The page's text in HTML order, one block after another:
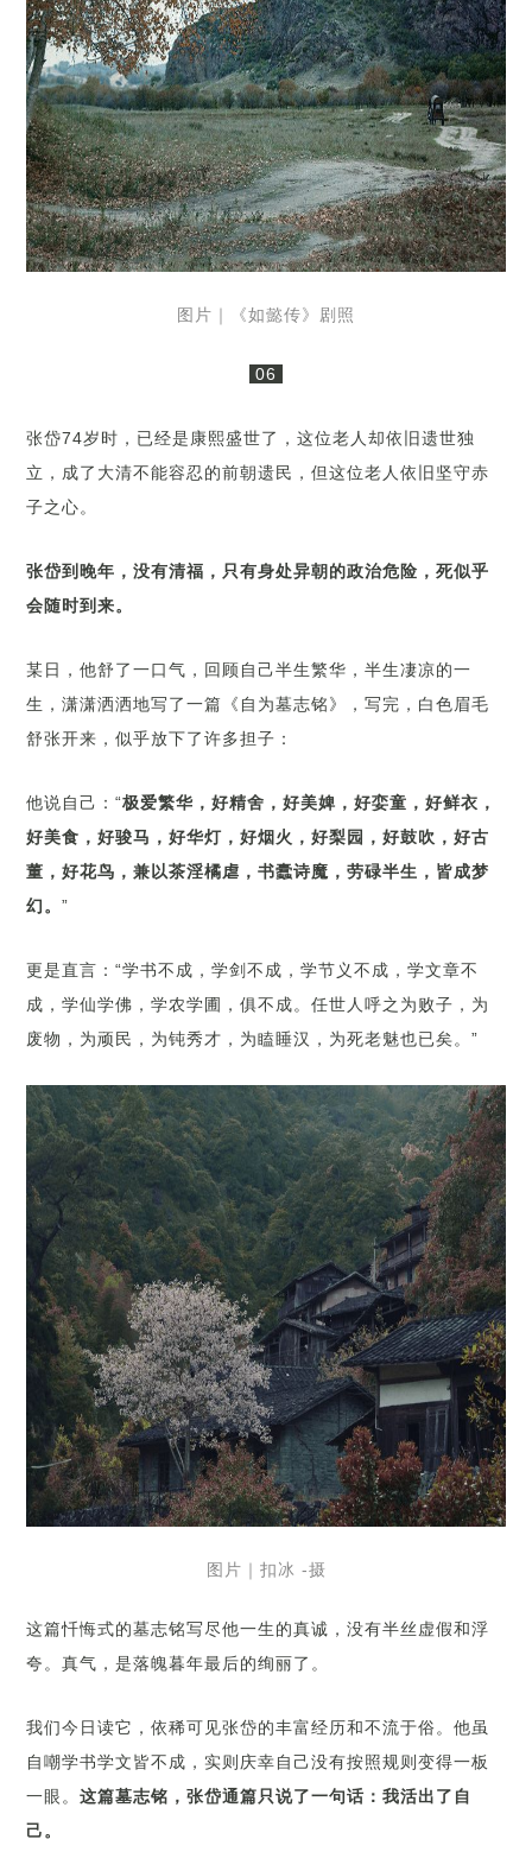
图片｜《如懿传》剧照
06
张岱74岁时，已经是康熙盛世了，这位老人却依旧遗世独
立，成了大清不能容忍的前朝遗民，但这位老人依旧坚守赤
子之心。
张岱到晚年，没有清福，只有身处异朝的政治危险，死似乎
会随时到来。
某日，他舒了一口气，回顾自己半生繁华，半生凄凉的一
生，潇潇洒洒地写了一篇《自为墓志铭》，写完，白色眉毛
舒张开来，似乎放下了许多担子：
他说自己：“极爱繁华，好精舍，好美婢，好娈童，好鲜衣，
好美食，好骏马，好华灯，好烟火，好梨园，好鼓吹，好古
董，好花鸟，兼以茶淫橘虐，书蠹诗魔，劳碌半生，皆成梦
幻。 ”
更是直言：“学书不成，学剑不成，学节义不成，学文章不
成，学仙学佛，学农学圃，俱不成。任世人呼之为败子，为
废物，为顽民，为钝秀才，为瞌睡汉，为死老魅也已矣。”
图片｜扣冰 -摄
这篇忏悔式的墓志铭写尽他一生的真诚，没有半丝虚假和浮
夸。真气，是落魄暮年最后的绚丽了。
我们今日读它，依稀可见张岱的丰富经历和不流于俗。他虽
自嘲学书学文皆不成，实则庆幸自己没有按照规则变得一板
一眼。 这篇墓志铭，张岱通篇只说了一句话：我活出了自
己。